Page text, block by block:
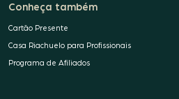
Conheça também
Cartão Presente
Casa Riachuelo para Profissionais
Programa de Afiliados